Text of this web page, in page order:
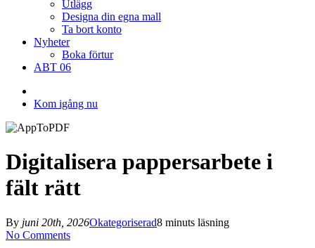
Utlägg
Designa din egna mall
Ta bort konto
Nyheter
Boka förtur
ABT 06
Kom igång nu
Digitalisera pappersarbete i
fält rätt
By juni 20th, 2026Okategoriserad8 minuts läsning
No Comments